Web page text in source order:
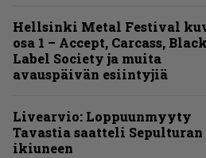
Hellsinki Metal Festival
osa 1 – Accept, Carcass, Black
Label Society ja muita
avauspäivän esiintyjiä
Livearvio: Loppuunmyyty
Tavastia saatteli Sepulturan
ikiuneen